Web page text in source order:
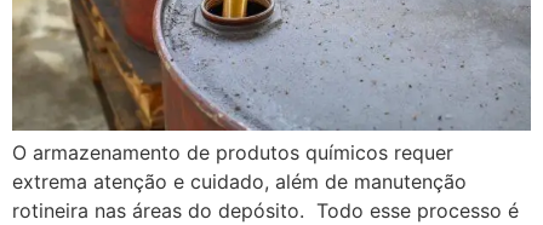
O armazenamento de produtos químicos requer
extrema atenção e cuidado, além de manutenção
rotineira nas áreas do depósito. Todo esse processo é